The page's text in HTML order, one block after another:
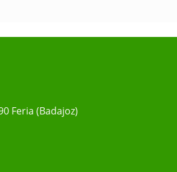
Feria (Badajoz)